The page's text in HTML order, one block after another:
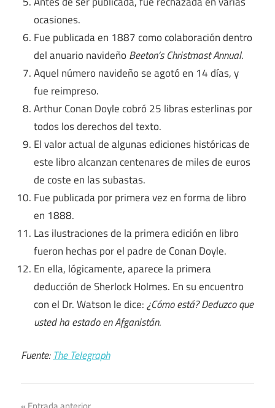
ocasiones.
Fue publicada en 1887 como colaboración dentro
del anuario navideño Beeton’s Christmast Annual.
Aquel número navideño se agotó en 14 días, y
fue reimpreso.
Arthur Conan Doyle cobró 25 libras esterlinas por
todos los derechos del texto.
El valor actual de algunas ediciones históricas de
este libro alcanzan centenares de miles de euros
de coste en las subastas.
Fue publicada por primera vez en forma de libro
en 1888.
Las ilustraciones de la primera edición en libro
fueron hechas por el padre de Conan Doyle.
En ella, lógicamente, aparece la primera
deducción de Sherlock Holmes. En su encuentro
con el Dr. Watson le dice:¿Cómo está? Deduzco que
usted ha estado en Afganistán.
Fuente:The Telegraph